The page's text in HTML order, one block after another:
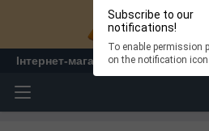
Subscribe to our
notifications!
To enable permission
on the notification icon
Інтернет-магазин "ЛАМ" - меблі